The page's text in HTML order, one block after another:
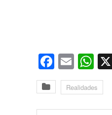
Realidades